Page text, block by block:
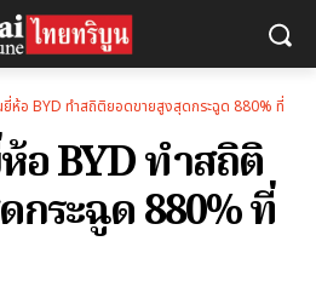
ยี่ห้อ BYD ทำสถิติยอดขายสูงสุดกระฉูด 880% ที่
อ BYD ทำสถิติ
กระฉูด 880% ที่